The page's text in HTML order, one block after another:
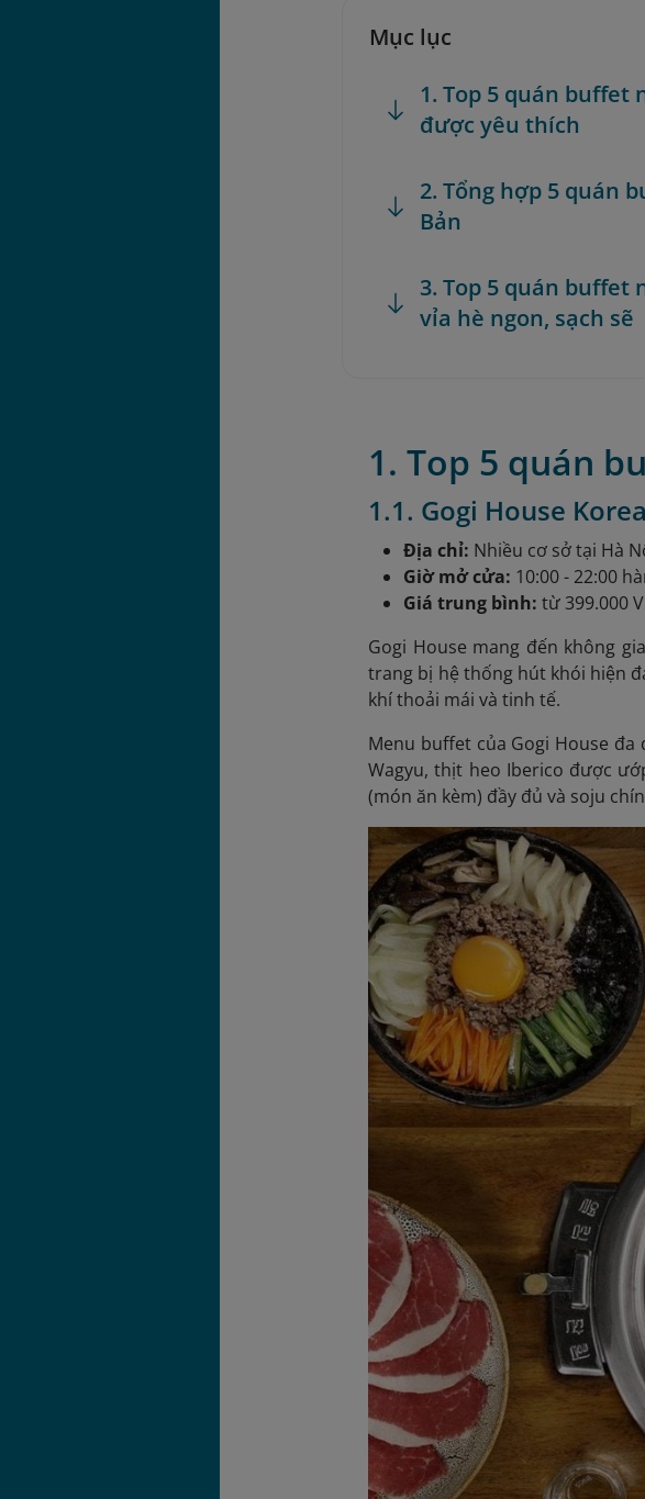
Mục lục
1. Top 5 quán buffet
được yêu thích
2. Tổng hợp 5 quán
Bản
3. Top 5 quán
vỉa hè ngon, sạch sẽ
1. Top 5 quán
1.1. Gogi House
Địa chỉ: Nhiều cơ sở tại Hà
Giờ mở cửa: 10:00 - 22:00
Giá trung bình: từ 399.000
Gogi House mang đến không
trang bị hệ thống hút khói hiện
khí thoải mái và tinh tế.
Menu buffet của Gogi House
Wagyu, thịt heo Iberico được
(món ăn kèm) đầy đủ và soju